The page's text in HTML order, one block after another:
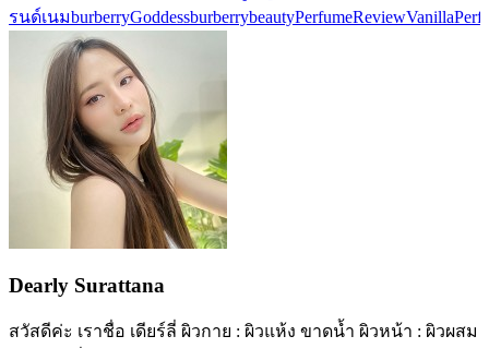
รนด์เนมburberryGoddessburberrybeautyPerfumeReview
Dearly Surattana
สวัสดีค่ะ เราชื่อ เดียร์ลี่ ผิวกาย : ผิวแห้ง ขาดน้ำ ผิวหน้า : ผิวผสม